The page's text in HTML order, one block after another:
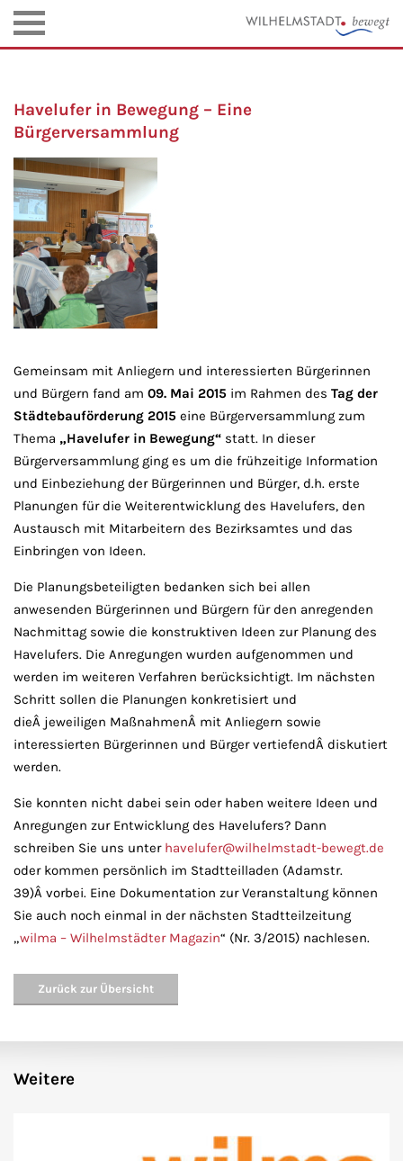
Havelufer in Bewegung – Eine
Bürgerversammlung
Gemeinsam mit Anliegern und interessierten Bürgerinnen
und Bürgern fand am 09. Mai 2015 im Rahmen des Tag der
Städtebauförderung 2015 eine Bürgerversammlung zum
Thema „Havelufer in Bewegung“ statt. In dieser
Bürgerversammlung ging es um die frühzeitige Information
und Einbeziehung der Bürgerinnen und Bürger, d.h. erste
Planungen für die Weiterentwicklung des Havelufers, den
Austausch mit Mitarbeitern des Bezirksamtes und das
Einbringen von Ideen.
Die Planungsbeteiligten bedanken sich bei allen
anwesenden Bürgerinnen und Bürgern für den anregenden
Nachmittag sowie die konstruktiven Ideen zur Planung des
Havelufers. Die Anregungen wurden aufgenommen und
werden im weiteren Verfahren berücksichtigt. Im nächsten
Schritt sollen die Planungen konkretisiert und
dieÂ jeweiligen MaßnahmenÂ mit Anliegern sowie
interessierten Bürgerinnen und Bürger vertiefendÂ diskutiert
werden.
Sie konnten nicht dabei sein oder haben weitere Ideen und
Anregungen zur Entwicklung des Havelufers? Dann
schreiben Sie uns unter havelufer@wilhelmstadt-bewegt.de
oder kommen persönlich im Stadtteilladen (Adamstr.
39)Â vorbei. Eine Dokumentation zur Veranstaltung können
Sie auch noch einmal in der nächsten Stadtteilzeitung
„wilma – Wilhelmstädter Magazin“ (Nr. 3/2015) nachlesen.
Zurück zur Übersicht
Weitere